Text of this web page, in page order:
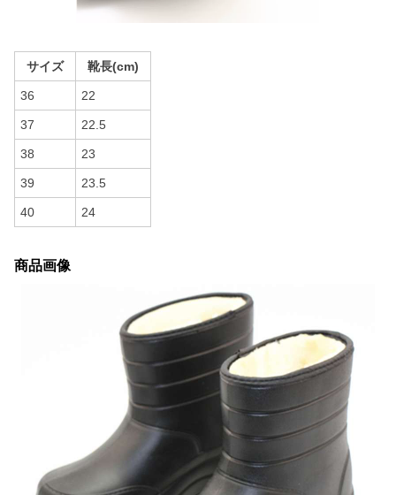
サイズ 靴長(cm)
36 22
37 22.5
38 23
39 23.5
40 24
商品画像